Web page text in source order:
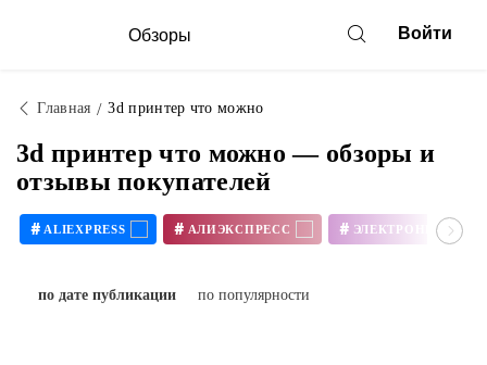
Обзоры Войти
Главная 3d принтер что можно
3d принтер что можно — обзоры и
отзывы покупателей
# ALIEXPRESS # АЛИЭКСПРЕСС # ЭЛЕКТРОНИКА
по дате публикации по популярности